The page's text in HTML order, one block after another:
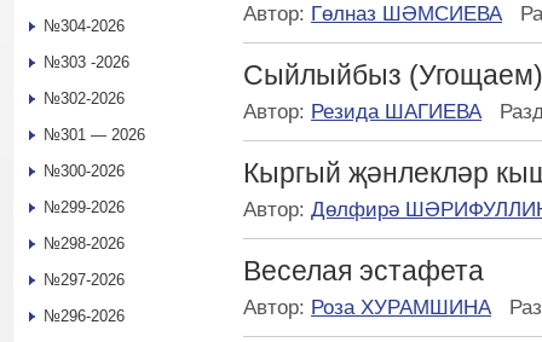
Автор: Гөлназ ШӘМСИЕВА
Сыйлыйбыз (Угощаем)
Автор: Резида ШАГИЕВА
Кыргый җәнлекләр
Автор: Дөлфирә
Веселая эстафета
Автор: Роза ХУРАМШИНА
№304-2026
№303 -2026
№302-2026
№301 — 2026
№300-2026
№299-2026
№298-2026
№297-2026
№296-2026